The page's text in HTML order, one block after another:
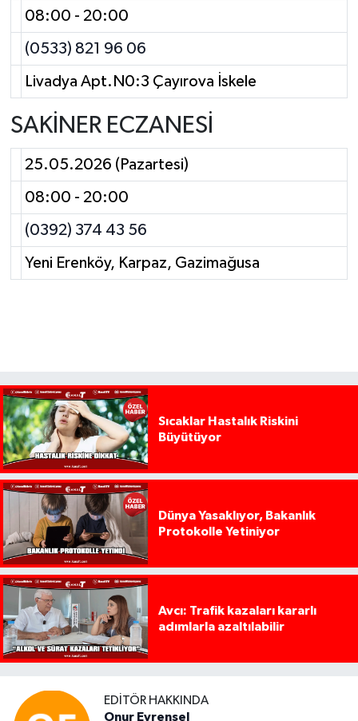
08:00 - 20:00
(0533) 821 96 06
Livadya Apt.N0:3 Çayırova İskele
SAKİNER ECZANESİ
25.05.2026 (Pazartesi)
08:00 - 20:00
(0392) 374 43 56
Yeni Erenköy, Karpaz, Gazimağusa
Sıcaklar Hastalık Riskini
Büyütüyor
Dünya Yasaklıyor, Bakanlık
Protokolle Yetiniyor
Avcı: Trafik kazaları kararlı
adımlarla azaltılabilir
EDITÖR HAKKINDA
Onur Evrensel